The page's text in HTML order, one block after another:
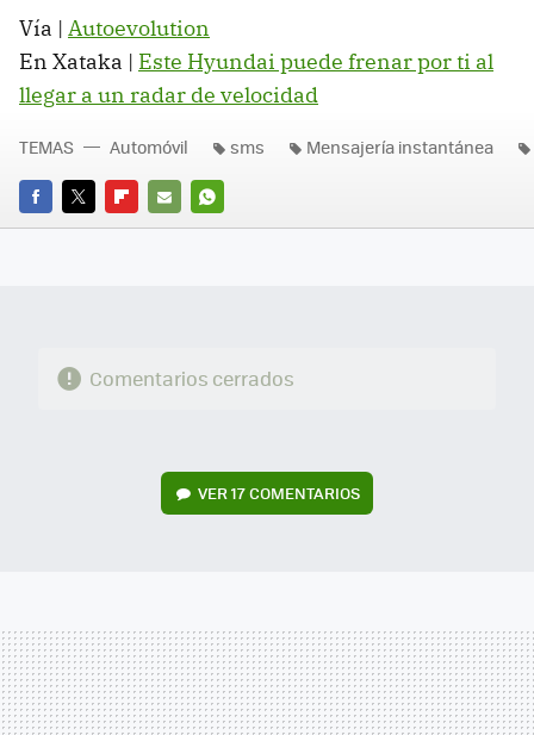
Vía | Autoevolution
En Xataka | Este Hyundai puede frenar por ti al
llegar a un radar de velocidad
FACEBOOK
TWITTERFLIPBOARD
E-
WHATSAPP
TEMAS Automóvil sms Mensajería instantánea
Comentarios cerrados
VER17 COMENTARIOS